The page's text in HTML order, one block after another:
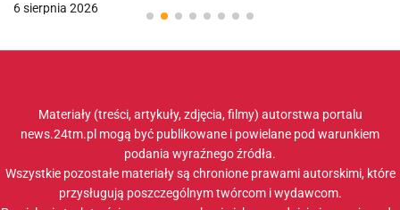
6 sierpnia 2026
Materiały (treści, artykuły, zdjęcia, filmy) autorstwa portalu
news.24tm.pl mogą być publikowane i powielane pod warunkiem
podania wyraźnego źródła.
Wszystkie pozostałe materiały są chronione prawami autorskimi, które
przysługują poszczególnym twórcom i wydawcom.